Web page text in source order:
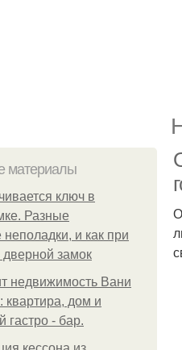
материалы
ключ в
Разные
неполадки, и как при
дверной замок
недвижимость Вани
квартира, дом и
гастро - бар.